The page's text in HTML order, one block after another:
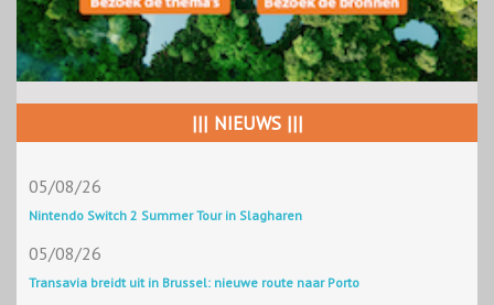
||| NIEUWS |||
05/08/26
Nintendo Switch 2 Summer Tour in Slagharen
05/08/26
Transavia breidt uit in Brussel: nieuwe route naar Porto